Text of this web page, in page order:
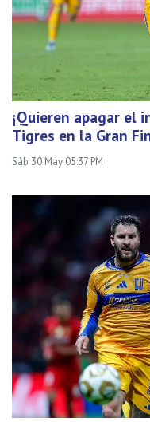
¡Quieren apagar el
Tigres en la Gran
Sáb 30 May 05:37 PM